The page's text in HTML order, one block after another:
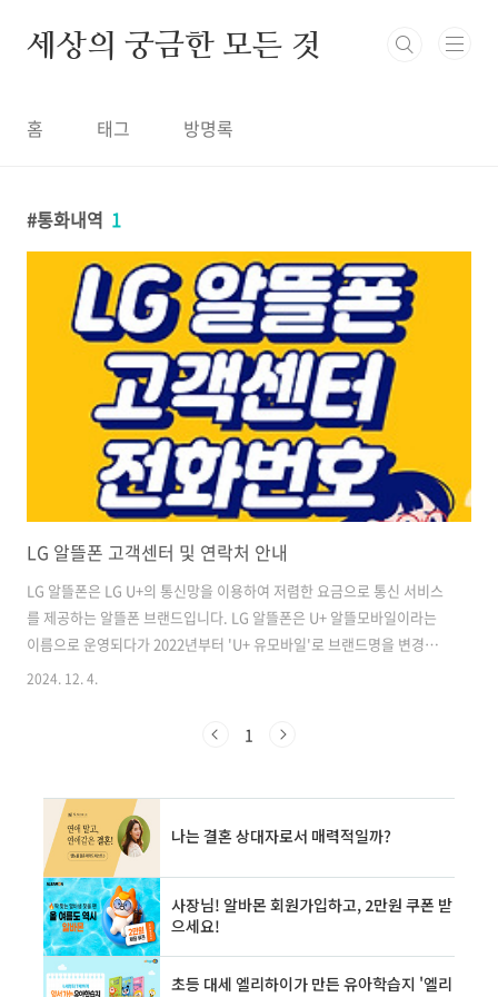
세상의 궁금한 모든 것
홈 태그 방명록
통화내역 1
LG 알뜰폰 고객센터 및 연락처 안내
LG 알뜰폰은 LG U+의 통신망을 이용하여 저렴한 요금으로 통신 서비스
를 제공하는 알뜰폰 브랜드입니다. LG 알뜰폰은 U+ 알뜰모바일이라는
이름으로 운영되다가 2022년부터 'U+ 유모바일'로 브랜드명을 변경하
였습니다. 고객들의 편의를 위해 다양한 방식의 고객 지원 서비스를 제공
합니다. LG 알뜰폰 고객센터는 요금 조회, 요금제 변경, 부가서비스 신
으로 관리하고 문제를 신속하게 해결할 수 있습니다. ✅LG 알뜰폰 고객
센터에 대해 더 자세히 알아보세요! LG 알뜰폰 고객센터 공식 안내 페
이..
2024. 12. 4.
1